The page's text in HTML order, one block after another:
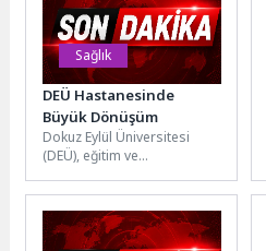
Sağlık
DEÜ Hastanesinde
Büyük Dönüşüm
Dokuz Eylül Üniversitesi
(DEÜ), eğitim ve
gücünü sağlık hizmetleri
alanında da daha ileriye...